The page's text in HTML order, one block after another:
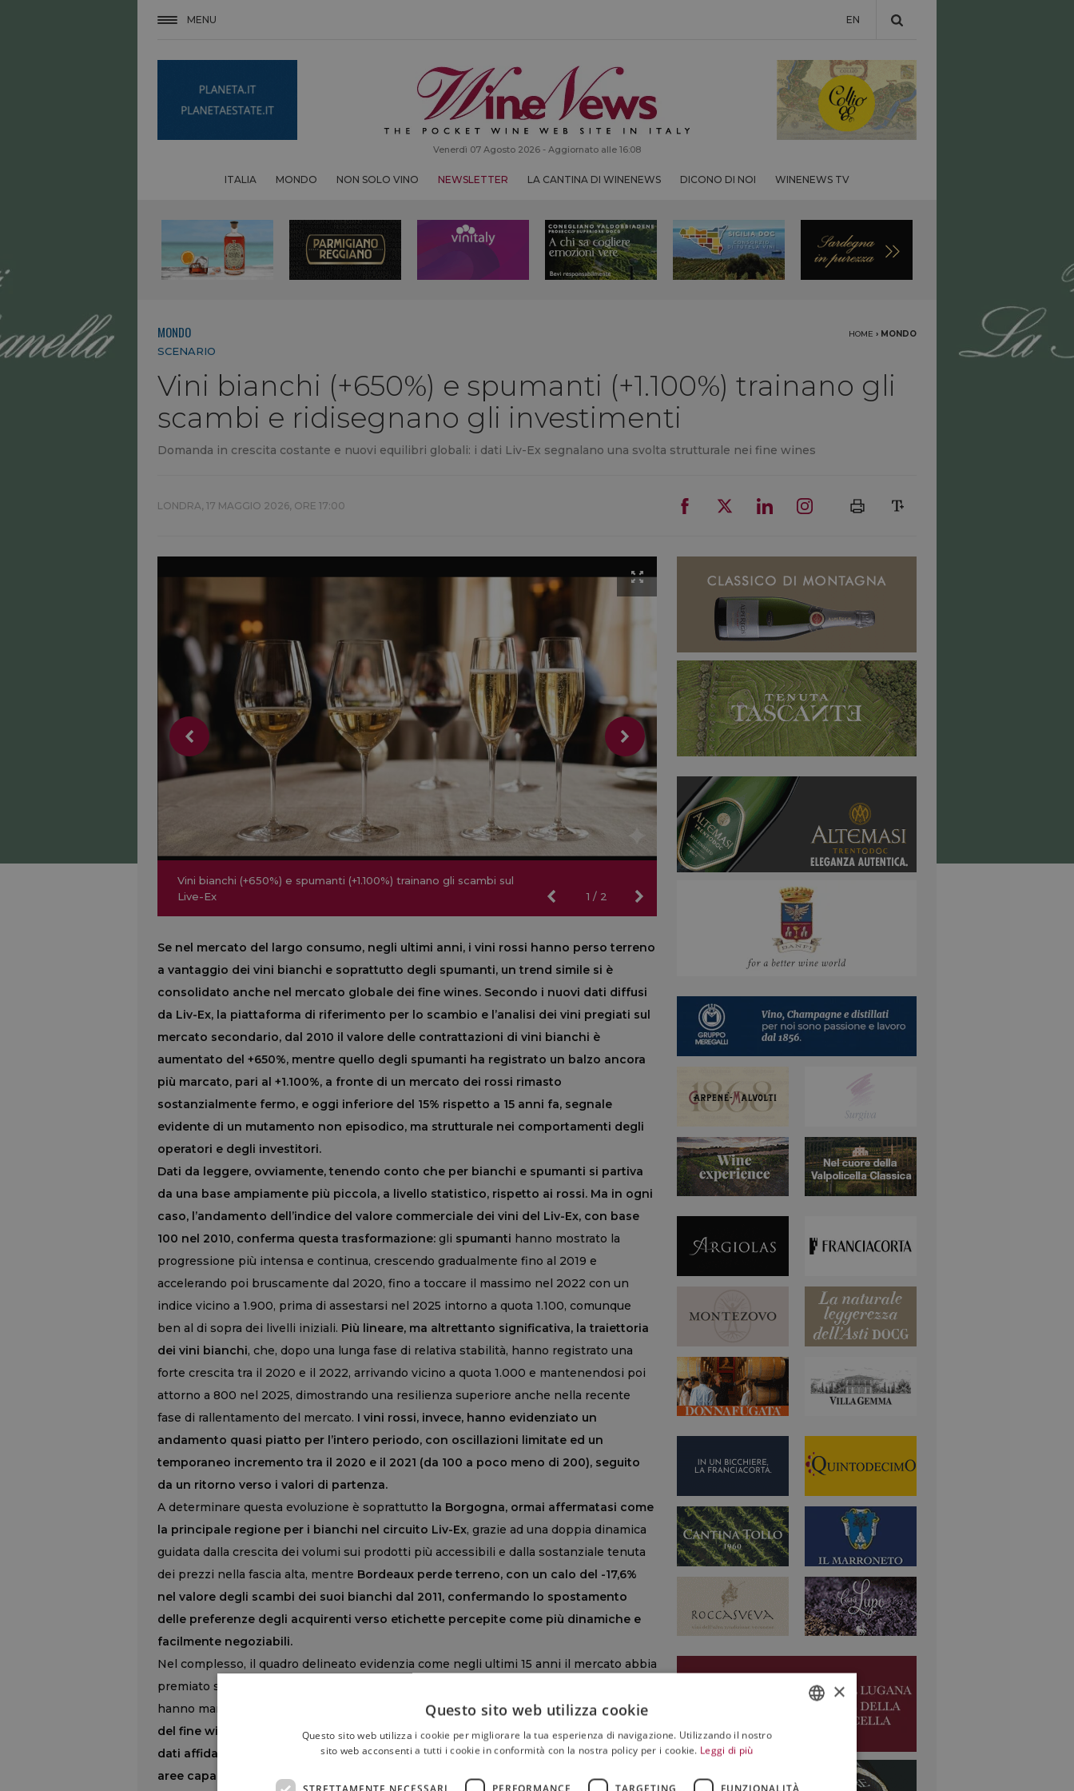
MENU EN
Venerdì 07 Agosto 2026 - Aggiornato alle 16:08
ITALIA MONDO NON SOLO VINO NEWSLETTER LA CANTINA DI WINENEWS DICONO DI NOI WINENEWS TV
MONDO HOME › MONDO
SCENARIO
Vini bianchi (+650%) e spumanti (+1.100%) trainano gli
scambi e ridisegnano gli investimenti
Domanda in crescita costante e nuovi equilibri globali: i dati Liv-Ex segnalano una svolta strutturale nei fine wines
LONDRA, 17 MAGGIO 2026, ORE 17:00
1 / 2
Vini bianchi (+650%) e spumanti (+1.100%) trainano gli scambi sul
Live-Ex
Vini bianchi (+650%) e spumanti (+1.100%) trainano gli scambi sul
Live-Ex
Se nel mercato del largo consumo, negli ultimi anni, i vini rossi hanno perso terreno
a vantaggio dei vini bianchi e soprattutto degli spumanti, un trend simile si è
consolidato anche nel mercato globale dei fine wines. Secondo i nuovi dati diffusi
da Liv-Ex, la piattaforma di riferimento per lo scambio e l’analisi dei vini pregiati sul
mercato secondario, dal 2010 il valore delle contrattazioni di vini bianchi è
aumentato del +650%, mentre quello degli spumanti ha registrato un balzo ancora
più marcato, pari al +1.100%, a fronte di un mercato dei rossi rimasto
sostanzialmente fermo, e oggi inferiore del 15% rispetto a 15 anni fa, segnale
evidente di un mutamento non episodico, ma strutturale nei comportamenti degli
operatori e degli investitori.
Dati da leggere, ovviamente, tenendo conto che per bianchi e spumanti si partiva
da una base ampiamente più piccola, a livello statistico, rispetto ai rossi. Ma in ogni
caso, l’andamento dell’indice del valore commerciale dei vini del Liv-Ex, con base
100 nel 2010, conferma questa trasformazione: gli spumanti hanno mostrato la
progressione più intensa e continua, crescendo gradualmente fino al 2019 e
accelerando poi bruscamente dal 2020, fino a toccare il massimo nel 2022 con un
indice vicino a 1.900, prima di assestarsi nel 2025 intorno a quota 1.100, comunque
ben al di sopra dei livelli iniziali. Più lineare, ma altrettanto significativa, la traiettoria
dei vini bianchi, che, dopo una lunga fase di relativa stabilità, hanno registrato una
forte crescita tra il 2020 e il 2022, arrivando vicino a quota 1.000 e mantenendosi poi
attorno a 800 nel 2025, dimostrando una resilienza superiore anche nella recente
fase di rallentamento del mercato. I vini rossi, invece, hanno evidenziato un
andamento quasi piatto per l’intero periodo, con oscillazioni limitate ed un
temporaneo incremento tra il 2020 e il 2021 (da 100 a poco meno di 200), seguito
da un ritorno verso i valori di partenza.
A determinare questa evoluzione è soprattutto la Borgogna, ormai affermatasi come
la principale regione per i bianchi nel circuito Liv-Ex, grazie ad una doppia dinamica
guidata dalla crescita dei volumi sui prodotti più accessibili e dalla sostanziale tenuta
dei prezzi nella fascia alta, mentre Bordeaux perde terreno, con un calo del -17,6%
nel valore degli scambi dei suoi bianchi dal 2011, confermando lo spostamento
delle preferenze degli acquirenti verso etichette percepite come più dinamiche e
facilmente negoziabili.
Nel complesso, il quadro delineato evidenzia come negli ultimi 15 anni il mercato abbia
premiato soprattutto gli spumanti e, in misura minore, i vini bianchi, mentre i rossi
hanno mantenuto un ruolo marginale nella crescita del valore, segnalandol’ingresso
del fine wines in una fase più selettiva e consapevole, nella quale la disponibilità di
dati affidabili e aggiornati diventa determinante per individuare le categorie e le
aree capaci di garantire stabilità e valore nel tempo.
×
Questo sito web utilizza cookie
Questo sito web utilizza i cookie per migliorare la tua esperienza di navigazione. Utilizzando il nostro
sito web acconsenti a tutti i cookie in conformità con la nostra policy per i cookie. Leggi di più
STRETTAMENTE NECESSARI PERFORMANCE TARGETING FUNZIONALITÀ